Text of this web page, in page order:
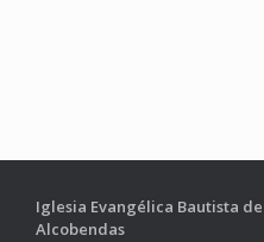
Iglesia Evangélica Bautista
Alcobendas